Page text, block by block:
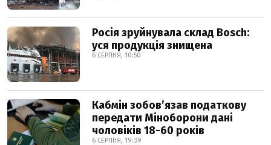
Росія зруйнувала склад Bosch:
уся продукція знищена
6 СЕРПНЯ, 10:50
Кабмін зобовʼязав податкову
передати Міноборони дані
чоловіків 18-60 років
6 СЕРПНЯ, 19:39